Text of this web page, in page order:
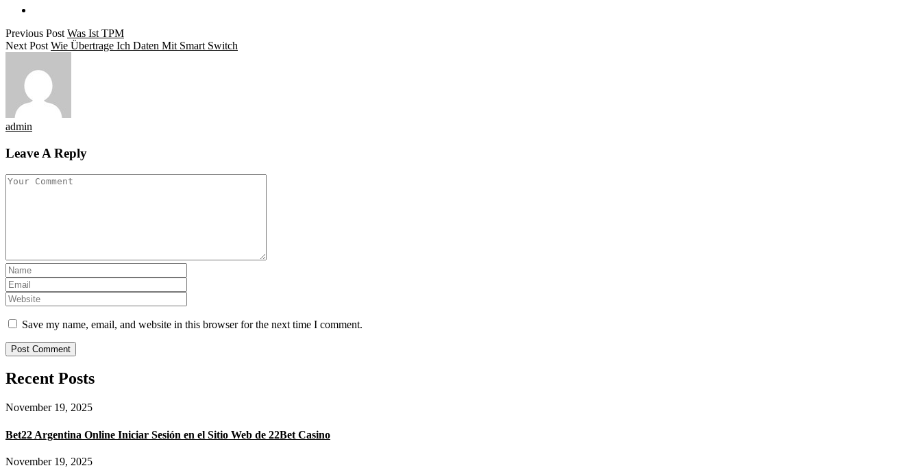
Previous Post Was Ist TPM
Next Post Wie Übertrage Ich Daten Mit Smart Switch
admin
Leave A Reply
Save my name, email, and website in this browser for the next time I comment.
Recent Posts
November 19, 2025
Bet22 Argentina Online Iniciar Sesión en el Sitio Web de 22Bet Casino
November 19, 2025